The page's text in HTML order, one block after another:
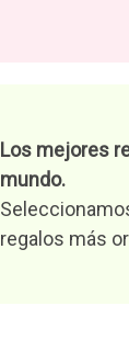
Los mejores
mundo.
regalos más